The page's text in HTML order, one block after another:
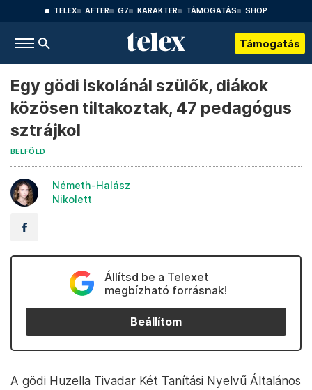
TELEX AFTER G7 KARAKTER TÁMOGATÁS SHOP
Támogatás
Egy gödi iskolánál szülők, diákok
közösen tiltakoztak, 47 pedagógus
sztrájkol
BELFÖLD
Németh-Halász
Nikolett
Állítsd be a Telexet
megbízható forrásnak!
Beállítom
A gödi Huzella Tivadar Két Tanítási Nyelvű Általános